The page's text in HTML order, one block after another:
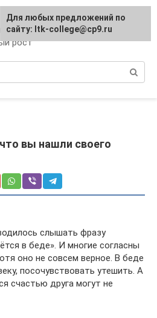
рост
вы нашли своего
слышать фразу
в беде». И многие согласны
оно не совсем верное. В беде
посочувствовать утешить. А
счастью друга могут не
Для любых предложений по
сайту: ltk-college@cp9.ru